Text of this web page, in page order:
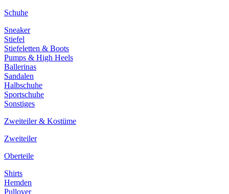
Schuhe
Sneaker
Stiefel
Stiefeletten & Boots
Pumps & High Heels
Ballerinas
Sandalen
Halbschuhe
Sportschuhe
Sonstiges
Zweiteiler & Kostüme
Zweiteiler
Oberteile
Shirts
Hemden
Pullover